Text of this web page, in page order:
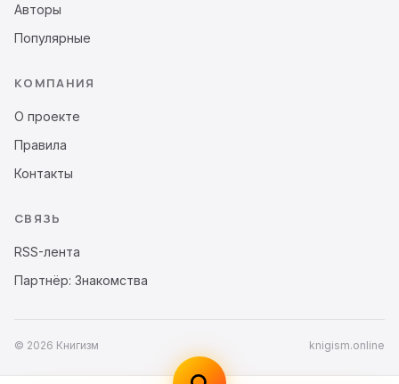
Авторы
Популярные
КОМПАНИЯ
О проекте
Правила
Контакты
СВЯЗЬ
RSS-лента
Партнёр: Знакомства
© 2026 Книгизм knigism.online